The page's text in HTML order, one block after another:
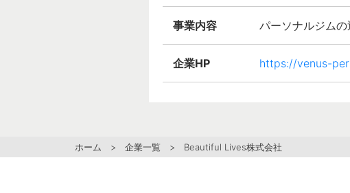
事業内容 パーソナルジムの
企業HP https://venus-
ホーム > 企業一覧 > Beautiful Lives株式会社